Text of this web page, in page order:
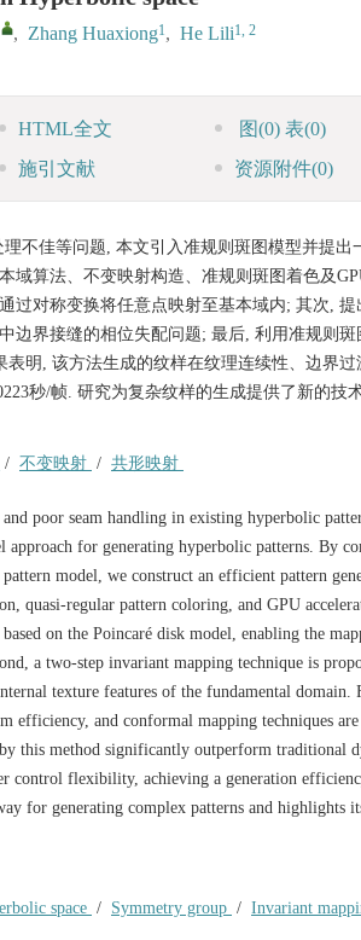
, Zhang Huaxiong1, He Lili1, 2
HTML全文 图(0) 表(0)
施引文献 资源附件(0)
不佳等问题, 本文引入准规则斑图模型并提
域算法、不变映射构造、准规则斑图着色及
过对称变换将任意点映射至基本域内; 其次,
边界接缝的相位失配问题; 最后, 利用准规则
明, 该方法生成的纹样在纹理连续性、边界
秒/帧. 研究为复杂纹样的生成提供了新的技
/ 不变映射 / 共形映射
poor seam handling in existing hyperbolic
approach for generating hyperbolic patterns. By
model, we construct an efficient pattern
quasi-regular pattern coloring, and GPU
on the Poincaré disk model, enabling the
a two-step invariant mapping technique is
texture features of the fundamental
and conformal mapping techniques
this method significantly outperform traditional
control flexibility, achieving a generation
for generating complex patterns and highlights
space / Symmetry group / Invariant